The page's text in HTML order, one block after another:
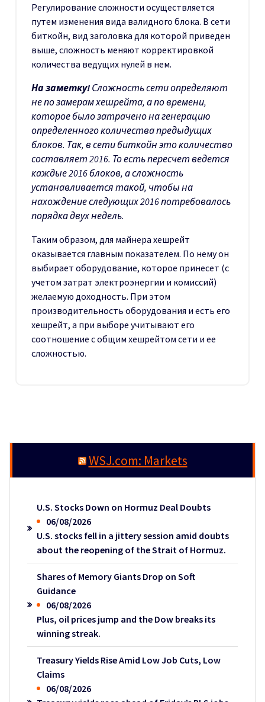
Регулирование сложности осуществляется
путем изменения вида валидного блока. В сети
биткойн, вид заголовка для которой приведен
выше, сложность меняют корректировкой
количества ведущих нулей в нем.
На заметку! Сложность сети определяют
не по замерам хешрейта, а по времени,
которое было затрачено на генерацию
определенного количества предыдущих
блоков. Так, в сети биткойн это количество
составляет 2016. То есть пересчет ведется
каждые 2016 блоков, а сложность
устанавливается такой, чтобы на
нахождение следующих 2016 потребовалось
порядка двух недель.
Таким образом, для майнера хешрейт
оказывается главным показателем. По нему он
выбирает оборудование, которое принесет (с
учетом затрат электроэнергии и комиссий)
желаемую доходность. При этом
производительность оборудования и есть его
хешрейт, а при выборе учитывают его
соотношение с общим хешрейтом сети и ее
сложностью.
WSJ.com: Markets
U.S. Stocks Down on Hormuz Deal Doubts
06/08/2026
U.S. stocks fell in a jittery session amid doubts
about the reopening of the Strait of Hormuz.
Shares of Memory Giants Drop on Soft
Guidance
06/08/2026
Plus, oil prices jump and the Dow breaks its
winning streak.
Treasury Yields Rise Amid Low Job Cuts, Low
Claims
06/08/2026